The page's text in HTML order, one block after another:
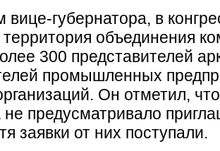
вице-губернатора, в
территория объединения
300 представителей
промышленных
Он отметил,
не предусматривало
заявки от них поступали.